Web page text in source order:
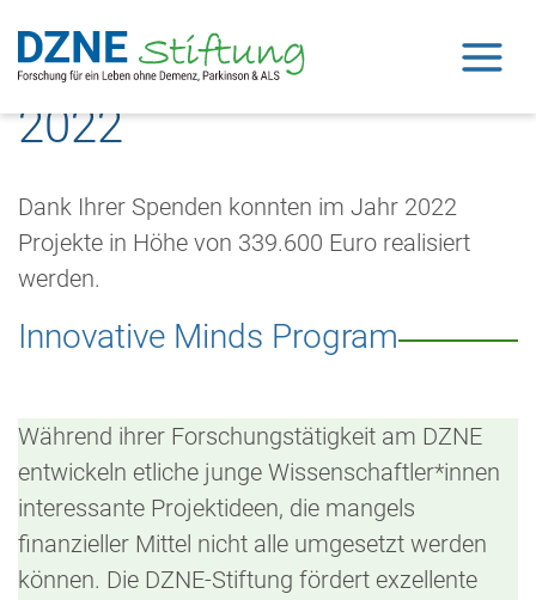
Open
Forschungsprojekte
2022
Dank Ihrer Spenden konnten im Jahr 2022
Projekte in Höhe von 339.600 Euro realisiert
werden.
Innovative Minds Program
Während ihrer Forschungstätigkeit am DZNE
entwickeln etliche junge Wissenschaftler*innen
interessante Projektideen, die mangels
finanzieller Mittel nicht alle umgesetzt werden
können. Die DZNE-Stiftung fördert exzellente